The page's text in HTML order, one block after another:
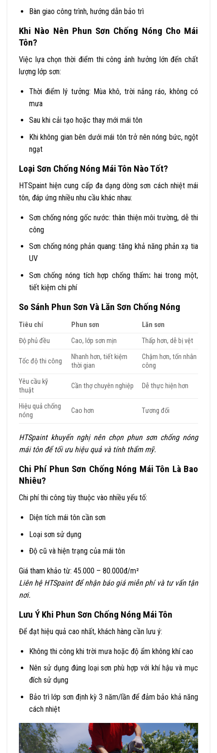
Bàn giao công trình, hướng dẫn bảo trì
Khi Nào Nên Phun Sơn Chống Nóng Cho Mái
Tôn?
Việc lựa chọn thời điểm thi công ảnh hưởng lớn đến chất
lượng lớp sơn:
Thời điểm lý tưởng: Mùa khô, trời nắng ráo, không có
mưa
Sau khi cải tạo hoặc thay mới mái tôn
Khi không gian bên dưới mái tôn trở nên nóng bức, ngột
ngạt
Loại Sơn Chống Nóng Mái Tôn Nào Tốt?
HTSpaint hiện cung cấp đa dạng dòng sơn cách nhiệt mái
tôn, đáp ứng nhiều nhu cầu khác nhau:
Sơn chống nóng gốc nước: thân thiện môi trường, dễ thi
công
Sơn chống nóng phản quang: tăng khả năng phản xạ tia
UV
Sơn chống nóng tích hợp chống thấm: hai trong một,
tiết kiệm chi phí
So Sánh Phun Sơn Và Lăn Sơn Chống Nóng
Tiêu chí Phun sơn
Lăn sơn
Độ phủ đều
Cao, lớp sơn mịn Thấp hơn, dễ bị vệt
Tốc độ thi công
Nhanh hơn, tiết kiệm
thời gian
Chậm hơn, tốn nhân
công
Yêu cầu kỹ
thuật
Cần thợ chuyên nghiệp Dễ thực hiện hơn
Hiệu quả chống
nóng
Cao hơn Tương đối
HTSpaint khuyến nghị nên chọn phun sơn chống nóng
mái tôn để tối ưu hiệu quả và tính thẩm mỹ.
Chi Phí Phun Sơn Chống Nóng Mái Tôn Là Bao
Nhiêu?
Chi phí thi công tùy thuộc vào nhiều yếu tố:
Diện tích mái tôn cần sơn
Loại sơn sử dụng
Độ cũ và hiện trạng của mái tôn
Giá tham khảo từ: 45.000 – 80.000đ/m²
Liên hệ HTSpaint để nhận báo giá miễn phí và tư vấn tận
nơi.
Lưu Ý Khi Phun Sơn Chống Nóng Mái Tôn
Để đạt hiệu quả cao nhất, khách hàng cần lưu ý:
Không thi công khi trời mưa hoặc độ ẩm không khí cao
Nên sử dụng đúng loại sơn phù hợp với khí hậu và mục
đích sử dụng
Bảo trì lớp sơn định kỳ 3 năm/lần để đảm bảo khả năng
cách nhiệt